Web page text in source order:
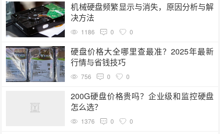
机械硬盘频繁显示与消失，原因分析与解
决方法
1186 0 0
硬盘价格大全哪里查最准？2025年最新
行情与省钱技巧
756 0 0
200G硬盘价格贵吗？企业级和监控硬盘
怎么选？
1376 0 0